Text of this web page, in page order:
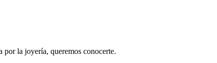
por la joyería, queremos conocerte.